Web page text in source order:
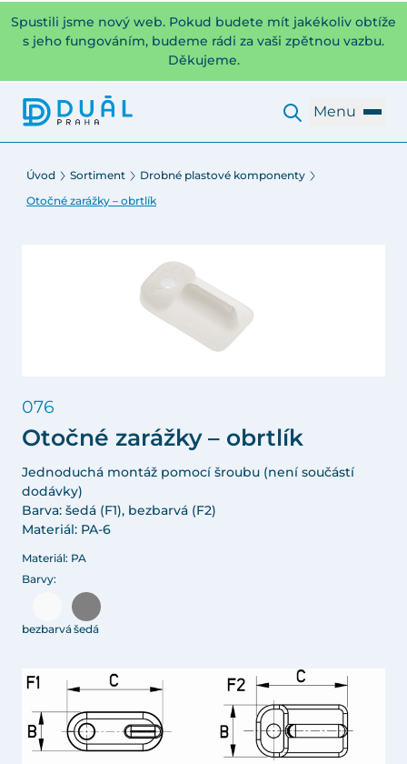
Spustili jsme nový web. Pokud budete mít jakékoliv obtíže
s jeho fungováním, budeme rádi za vaši zpětnou vazbu.
Děkujeme.
Menu
Úvod Sortiment
Drobné plastové komponenty
Otočné zarážky – obrtlík
076
Otočné zarážky – obrtlík
Jednoduchá montáž pomocí šroubu (není součástí
dodávky)
Barva: šedá (F1), bezbarvá (F2)
Materiál: PA-6
Materiál: PA
Barvy:
bezbarvášedá